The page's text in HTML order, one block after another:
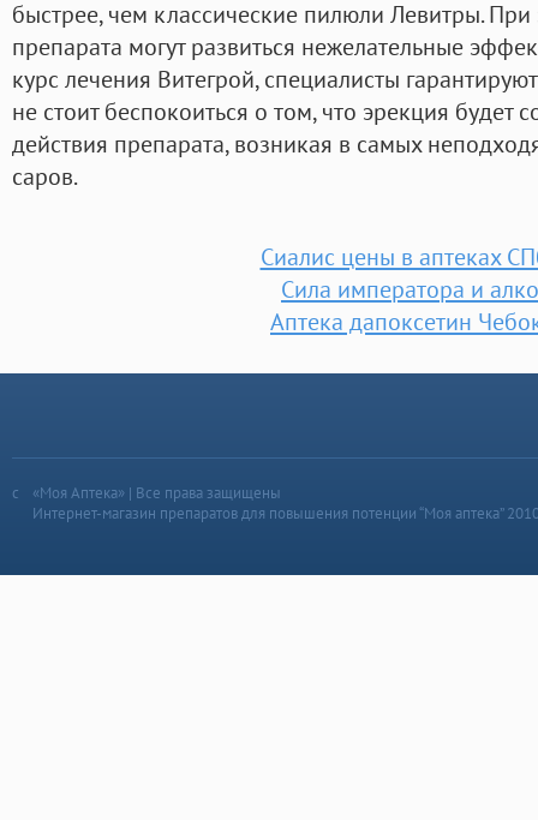
быстрее, чем классические пилюли Левитры.
препарата могут развиться нежелательные
курс лечения Витегрой, специалисты
не стоит беспокоиться о том, что эрекция будет
действия препарата, возникая в самых
саров.
Сиалис цены в аптеках
Сила императора и
Аптека дапоксетин
«Моя Аптека» | Все права защищены
Интернет-магазин препаратов для повышения потенции “Моя аптека”